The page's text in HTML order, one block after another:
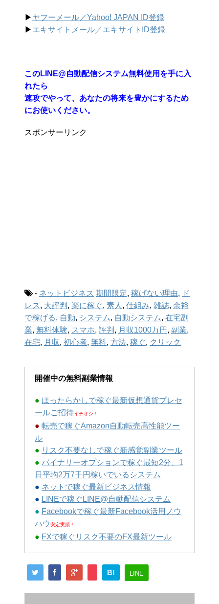
▶︎ ヤフーメール／Yahoo! JAPAN ID登録
▶︎ エキサイトメール／エキサイトID登録
このLINE@自動配信システム無料使用を手に入
れたら
速攻でやって、あなたの将来を豊かにするため
にお使いください。
スポンサーリンク
- ネットビジネス 期間限定, 稼げない理由, ド
レス , 大評判 , 楽に稼ぐ, 素人 , 仕組み, 雑誌, 余裕
で稼げる, 自動, システム, 自動システム, 在宅副
業, 無料体験, スマホ, 評判 , 月収1000万円 , 副業,
在宅, 月収, 初心者, 無料, 方法, 稼ぐ, クリック
開催中の無料副業情報
● ほったらかしで稼ぐ最新仮想通貨プレセ
ールご招待イチオシ！
● 転売で稼ぐAmazon自動転売高性能ツー
ル
● リスク不要なしで稼ぐ新感覚副業ツール
● バイナリーオプションで稼ぐ最短2分、1
日平均2万7千円稼いでいるシステム
● ネットで稼ぐ最新ビジネス情報
● LINEで稼ぐLINE@自動配信システム
● Facebookで稼ぐ最新Facebook活用ノウ
ハウ安定実績！
● FXで稼ぐリスク不要のFX最新ツール
B! LINE